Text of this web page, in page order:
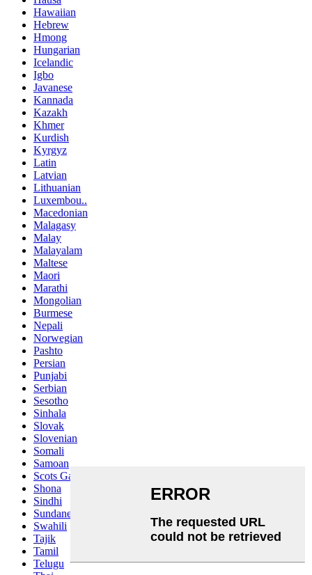
Hawaiian
Hebrew
Hmong
Hungarian
Icelandic
Igbo
Javanese
Kannada
Kazakh
Khmer
Kurdish
Kyrgyz
Latin
Latvian
Lithuanian
Luxembou..
Macedonian
Malagasy
Malay
Malayalam
Maltese
Maori
Marathi
Mongolian
Burmese
Nepali
Norwegian
Pashto
Persian
Punjabi
Serbian
Sesotho
Sinhala
Slovak
Slovenian
Somali
Samoan
Scots Gaelic
Shona
Sindhi
Sundanese
Swahili
Tajik
Tamil
Telugu